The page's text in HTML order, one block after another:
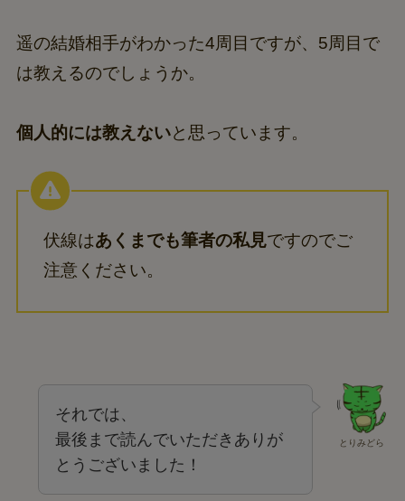
遥の結婚相手がわかった4周目ですが、5周目で
は教えるのでしょうか。
個人的には教えないと思っています。
伏線はあくまでも筆者の私見ですのでご
注意ください。
とりみどら
それでは、
最後まで読んでいただきありが
とうございました！